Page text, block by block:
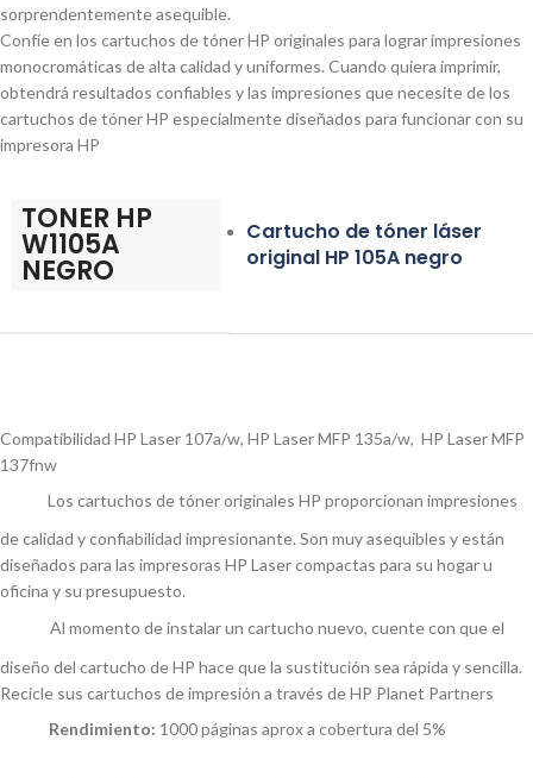
sorprendentemente asequible.
Confíe en los cartuchos de tóner HP originales para lograr impresiones
monocromáticas de alta calidad y uniformes. Cuando quiera imprimir,
obtendrá resultados confiables y las impresiones que necesite de los
cartuchos de tóner HP especialmente diseñados para funcionar con su
impresora HP
TONER HP
W1105A
NEGRO
Cartucho de tóner láser
original HP 105A negro
Compatibilidad HP Laser 107a/w, HP Laser MFP 135a/w, HP Laser MFP
137fnw
Los cartuchos de tóner originales HP proporcionan impresiones
de calidad y confiabilidad impresionante. Son muy asequibles y están
diseñados para las impresoras HP Laser compactas para su hogar u
oficina y su presupuesto.
Al momento de instalar un cartucho nuevo, cuente con que el
diseño del cartucho de HP hace que la sustitución sea rápida y sencilla.
Recicle sus cartuchos de impresión a través de HP Planet Partners
Rendimiento: 1000 páginas aprox a cobertura del 5%